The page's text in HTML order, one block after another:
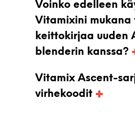
Voinko edelleen
Vitamixini mukana
keittokirjaa uuden
blenderin kanssa?
Vitamix Ascent-
virhekoodit